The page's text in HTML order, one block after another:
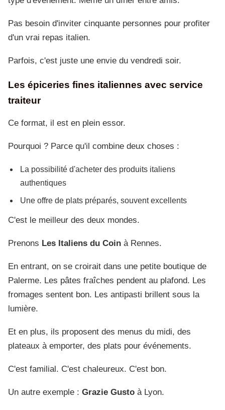
Pas besoin d'inviter cinquante personnes pour profiter
d'un vrai repas italien.
Parfois, c'est juste une envie du vendredi soir.
Les épiceries fines italiennes avec service
traiteur
Ce format, il est en plein essor.
Pourquoi ? Parce qu'il combine deux choses :
La possibilité d'acheter des produits italiens
authentiques
Une offre de plats préparés, souvent excellents
C'est le meilleur des deux mondes.
Prenons Les Italiens du Coin à Rennes.
En entrant, on se croirait dans une petite boutique de
Palerme. Les pâtes fraîches pendent au plafond. Les
fromages sentent bon. Les antipasti brillent sous la
lumière.
Et en plus, ils proposent des menus du midi, des
plateaux à emporter, des plats pour événements.
C'est familial. C'est chaleureux. C'est bon.
Un autre exemple : Grazie Gusto à Lyon.